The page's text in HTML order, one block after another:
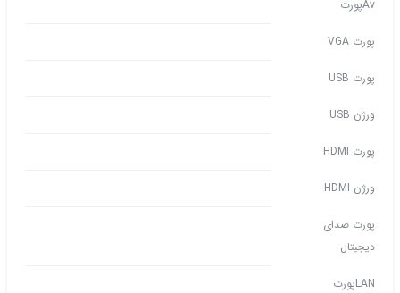
Avپورت
پورت VGA
پورت USB
ورژن USB
پورت HDMI
ورژن HDMI
پورت صدای
دیجیتال
LANپورت